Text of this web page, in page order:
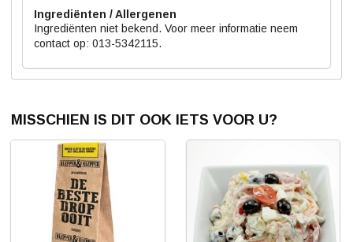
Ingrediënten
Ingrediënten niet bekend. Voor meer informatie neem
contact op: 013-5342115.
MISSCHIEN IS DIT OOK IETS VOOR U?